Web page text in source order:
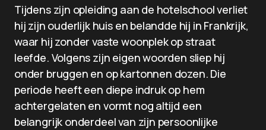
Tijdens zijn opleiding aan de hotelschool verliet
hij zijn ouderlijk huis en belandde hij in Frankrijk,
waar hij zonder vaste woonplek op straat
leefde. Volgens zijn eigen woorden sliep hij
onder bruggen en op kartonnen dozen. Die
periode heeft een diepe indruk op hem
achtergelaten en vormt nog altijd een
belangrijk onderdeel van zijn persoonlijke